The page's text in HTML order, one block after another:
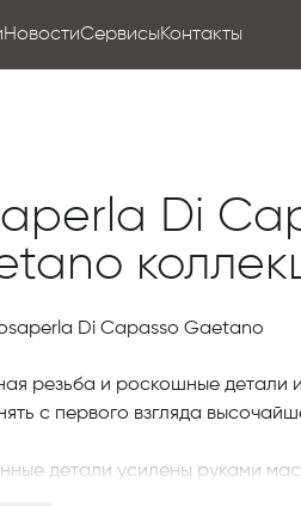
НовостиСервисыКонтакты
Di
Di Capasso Gaetano
резьба и роскошные детали
с первого взгляда
детали усилены руками